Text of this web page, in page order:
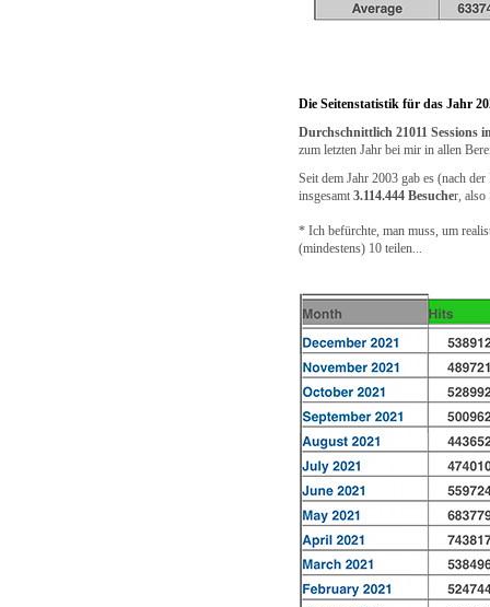
Die Seitenstatistik für das Jahr
Durchschnittlich 21011 Sessions
zum letzten Jahr bei mir in allen
Seit dem Jahr 2003 gab es (nach
insgesamt 3.114.444 Besucher, also
* Ich befürchte, man muss, um
(mindestens) 10 teilen...